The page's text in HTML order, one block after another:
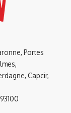
Portes
Capcir,